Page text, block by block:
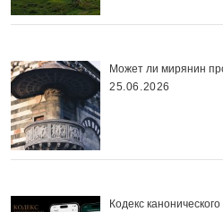
Может ли мирянин
25.06.2026
Кодекс